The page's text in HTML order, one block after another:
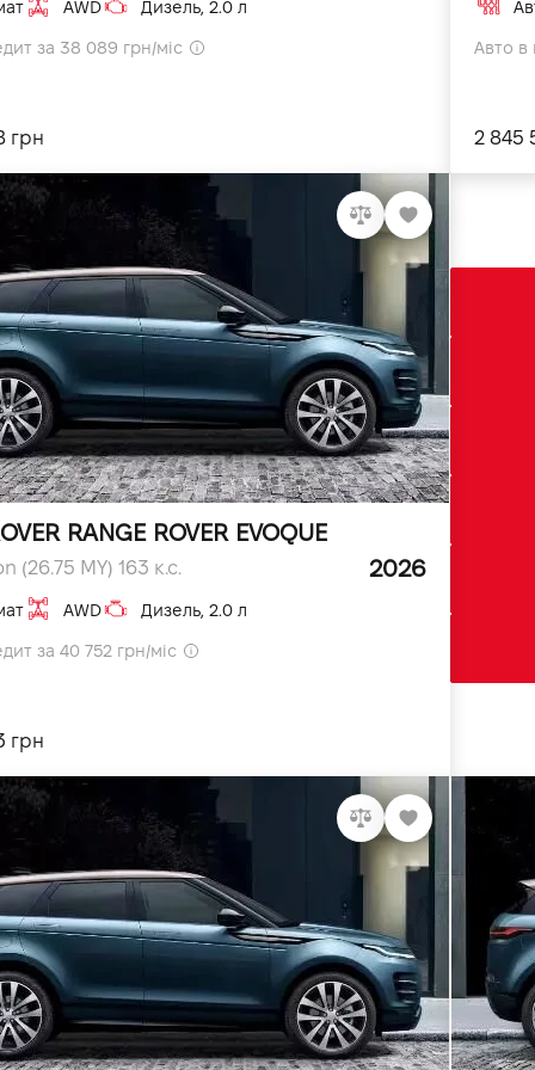
AWD Дизель, 2.0 л
за 38 089 грн/міс
грн
Авто в
2 845
RANGE ROVER EVOQUE
(26.75 MY) 163 к.с. 2026
AWD Дизель, 2.0 л
за 40 752 грн/міс
грн